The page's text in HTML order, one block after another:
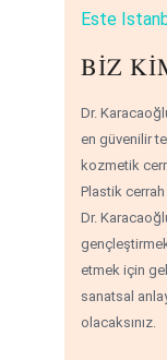
Este
BIZ
Dr.
en güvenilir
kozmetik
Plastik
Dr.
etmek için
sanatsal
olacaksınız.